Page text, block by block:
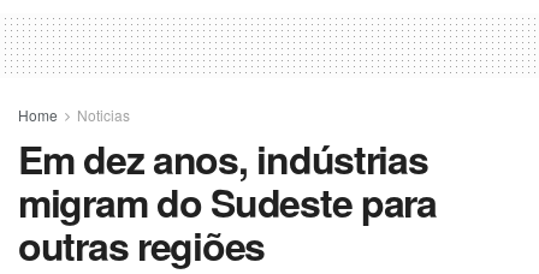
Home Noticias
Em dez anos, indústrias
migram do Sudeste para
outras regiões